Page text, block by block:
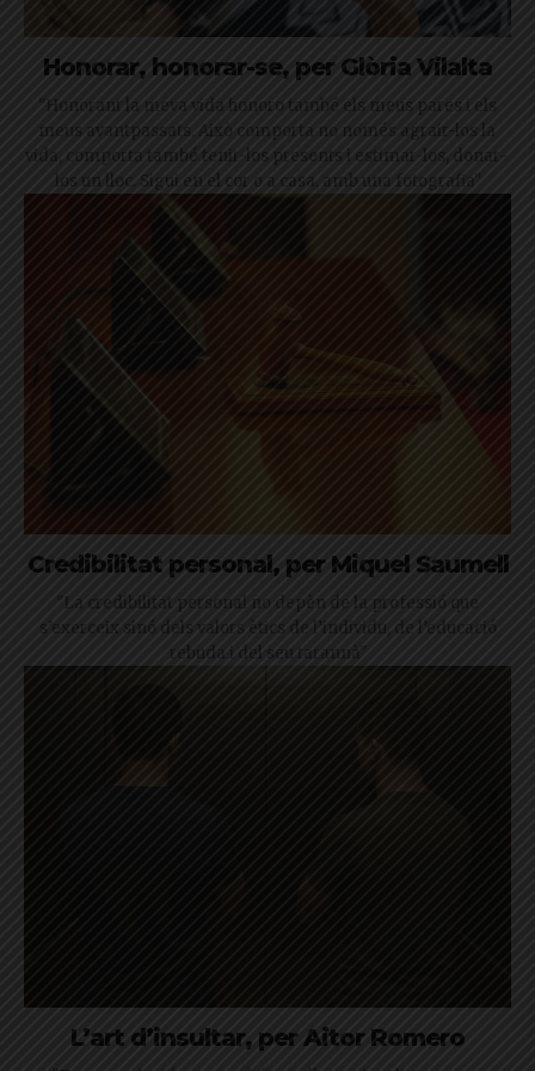
Honorar, honorar-se, per Glòria Vilalta
"Honorant la meva vida honoro també els meus pares i els
meus avantpassats. Això comporta no només agrair-los la
vida, comporta també tenir-los presents i estimar-los, donar-
los un lloc. Sigui en el cor o a casa, amb una fotografia"
Credibilitat personal, per Miquel Saumell
"La credibilitat personal no depèn de la professió que
s’exerceix sinó dels valors ètics de l’individu, de l’educació
rebuda i del seu tarannà"
L’art d’insultar, per Aitor Romero